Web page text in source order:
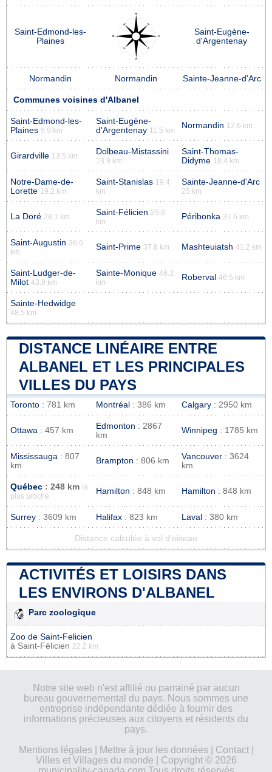
Saint-Edmond-les-
Plaines
Saint-Eugène-
d'Argentenay
Normandin Normandin Sainte-Jeanne-d'Arc
Communes voisines d'Albanel
Saint-Edmond-les-
Plaines 9.9 km
Saint-Eugène-
d'Argentenay 11.5 km
Normandin 12.6 km
Girardville 13.5 km Dolbeau-Mistassini
13.9 km
Saint-Thomas-
Didyme 18.4 km
Notre-Dame-de-
Lorette 19.2 km
Saint-Stanislas 19.4
km
Sainte-Jeanne-d'Arc
25 km
La Doré 28.1 km Saint-Félicien 29.8
km
Péribonka 31.6 km
Saint-Augustin 36.6
km
Saint-Prime 37.6 km Mashteuiatsh 41.2 km
Saint-Ludger-de-
Milot 43.9 km
Sainte-Monique 46.3
km
Roberval 46.5 km
Sainte-Hedwidge
48.5 km
DISTANCE LINÉAIRE ENTRE
ALBANEL ET LES PRINCIPALES
VILLES DU PAYS
Toronto : 781 km Montréal : 386 km Calgary : 2950 km
Ottawa : 457 km Edmonton : 2867
km
Winnipeg : 1785 km
Mississauga : 807
km
Brampton : 806 km Vancouver : 3624
km
Québec : 248 km
la
plus proche
Hamilton : 848 km Hamilton : 848 km
Surrey : 3609 km Halifax : 823 km Laval : 380 km
Distance calculée à vol d'oiseau
ACTIVITÉS ET LOISIRS DANS
LES ENVIRONS D'ALBANEL
Parc zoologique
Zoo de Saint-Felicien
à Saint-Félicien 22.2 km
Notre site web n'est affilié ou parrainé par aucun
bureau gouvernemental du pays. Nous sommes une
entreprise indépendante dédiée à fournir des
informations précieuses aux citoyens et résidents du
pays.
Mentions légales| Mettre à jour les données| Contact|
Villes et Villages du monde | Copyright © 2026